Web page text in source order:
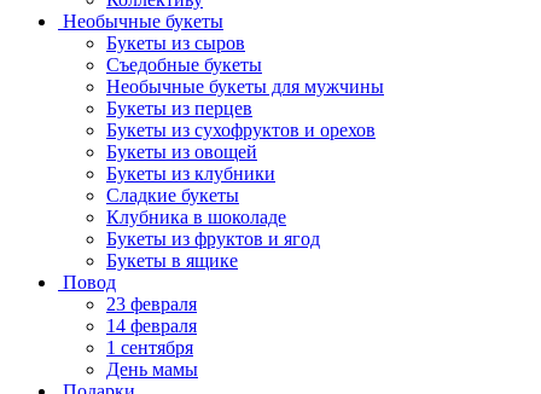
Необычные букеты
Букеты из сыров
Съедобные букеты
Необычные букеты для мужчины
Букеты из перцев
Букеты из сухофруктов и орехов
Букеты из овощей
Букеты из клубники
Сладкие букеты
Клубника в шоколаде
Букеты из фруктов и ягод
Букеты в ящике
Повод
23 февраля
14 февраля
1 сентября
День мамы